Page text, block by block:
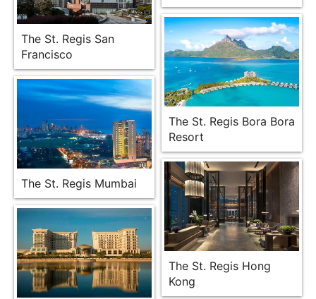
The St. Regis San
Francisco
The St. Regis Bora Bora
Resort
The St. Regis Mumbai
The St. Regis Hong
Kong